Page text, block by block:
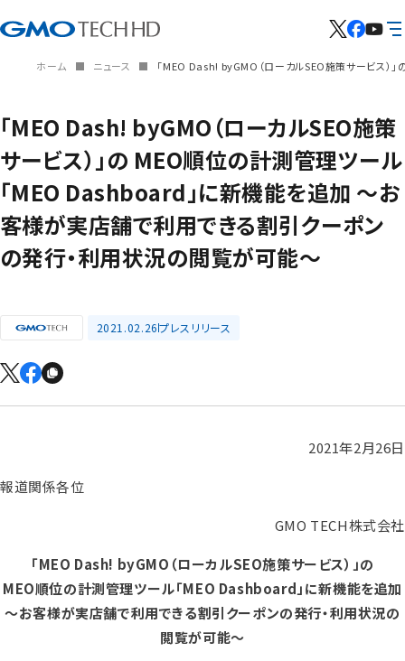
ホーム ニュース 「MEO Dash! byGMO（ローカルSEO施策サービス
「MEO Dash! byGMO（ローカルSEO施策
サービス）」の MEO順位の計測管理ツール
「MEO Dashboard」に新機能を追加 ～お
客様が実店舗で利用できる割引クーポン
の発行・利用状況の閲覧が可能～
2021.02.26プレスリリース
2021年2月26日
報道関係各位
GMO TECH株式会社
「MEO Dash! byGMO（ローカルSEO施策サービス）」の
MEO順位の計測管理ツール「MEO Dashboard」に新機能を追加
～お客様が実店舗で利用できる割引クーポンの発行・利用状況の
閲覧が可能～